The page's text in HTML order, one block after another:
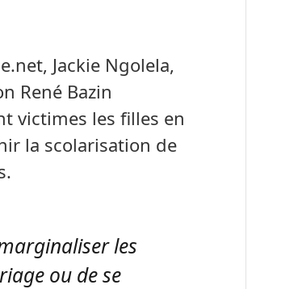
Jackie Ngolela,
René Bazin
victimes les filles en
la scolarisation de
les
ou de se